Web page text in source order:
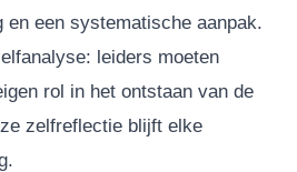
een systematische aanpak.
leiders moeten
rol in het ontstaan van de
zelfreflectie blijft elke